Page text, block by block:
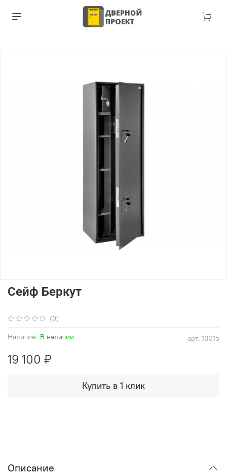
(0)
арт. 10315
Наличие: В наличии
Сейф Беркут
19 100 ₽
Купить в 1 клик
Описание